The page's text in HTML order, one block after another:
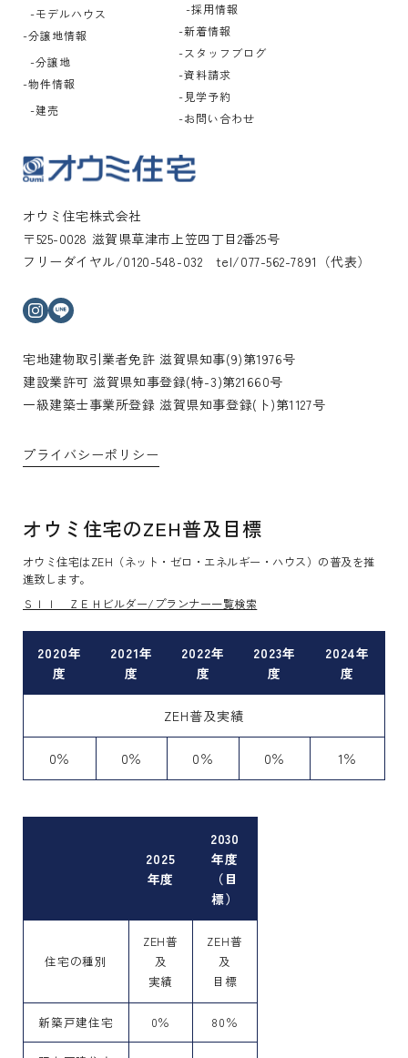
オウミ住宅株式会社
〒525-0028 滋賀県草津市上笠四丁目2番25号
フリーダイヤル/0120-548-032 tel/077-562-7891（代表）
インスタグラム
宅地建物取引業者免許 滋賀県知事(9)第1976号
建設業許可 滋賀県知事登録(特-3)第21660号
一級建築士事業所登録 滋賀県知事登録(ト)第1127号
プライバシーポリシー
オウミ住宅のZEH普及目標
オウミ住宅はZEH（ネット・ゼロ・エネルギー・ハウス）の普及を推
進致します。
ＳＩＩ ＺＥＨビルダー/プランナー一覧検索
2020年
度
2021年
度
2022年
度
2023年
度
2024年
度
ZEH普及実績
0％ 0％ 0％ 0％ 1％
2025
年度
2030
年度
（目
標）
住宅の種別
ZEH普
及
実績
ZEH普
及
目標
新築戸建住宅 0％ 80％
モデルハウス
分譲地情報
分譲地
物件情報
建売
採用情報
新着情報
スタッフブログ
資料請求
見学予約
お問い合わせ